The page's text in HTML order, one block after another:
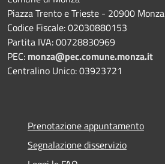
Piazza Trento e Trieste - 20900 Monza
Codice Fiscale: 02030880153
Partita IVA: 00728830969
PEC: monza@pec.comune.monza.it
Centralino Unico: 03923721
Prenotazione appuntamento
Segnalazione disservizio